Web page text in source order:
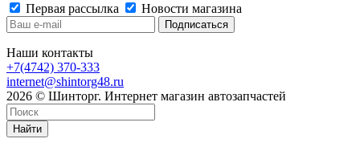
Первая рассылка
Новости магазина
Наши контакты
+7(4742) 370-333
internet@shintorg48.ru
2026 © Шинторг. Интернет магазин автозапчастей
Найти